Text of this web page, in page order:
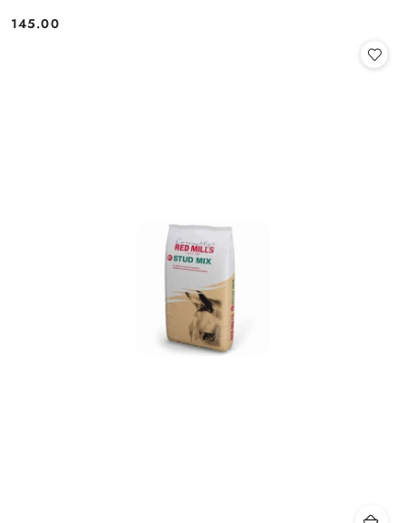
Cena:
145.00